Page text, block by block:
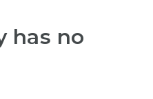
has no